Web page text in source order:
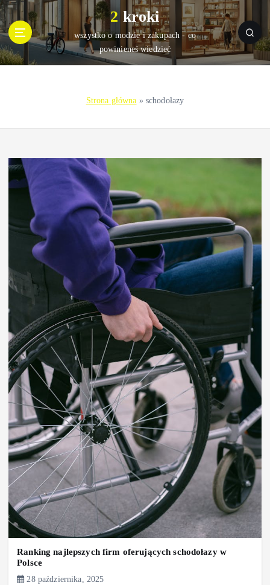
S
k
i
p
t
t
2 kroki
wszystko o modzie i zakupach - co
powinieneś wiedzieć
Strona główna » schodołazy
Ranking najlepszych firm oferujących schodołazy w
Polsce
28 października, 2025